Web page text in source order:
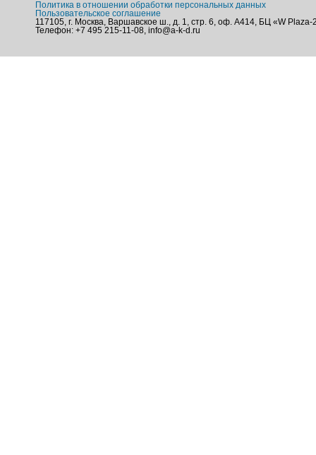
Политика в отношении обработки персональных данных
Пользовательское соглашение
117105, г. Москва, Варшавское ш., д. 1, стр. 6, оф. А414, БЦ «W Plaza-
Телефон: +7 495 215-11-08, info@a-k-d.ru